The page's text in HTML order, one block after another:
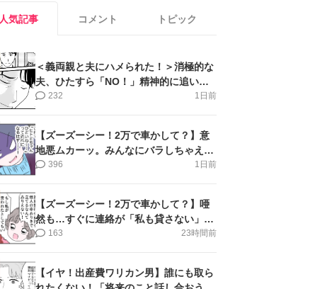
人気記事 コメント トピック
＜義両親と夫にハメられた！＞消極的な
夫、ひたすら「NO！」精神的に追い詰
められ涙【第3話まんが】
1日前
232
【ズーズーシー！2万で車かして？】意
地悪ムカーッ。みんなにバラしちゃえ＜
第14話＞#4コマ母道場
1日前
396
【ズーズーシー！2万で車かして？】唖
然も…すぐに連絡が「私も貸さない」＜
第15話＞#4コマ母道場
23時間前
163
【イヤ！出産費ワリカン男】誰にも取ら